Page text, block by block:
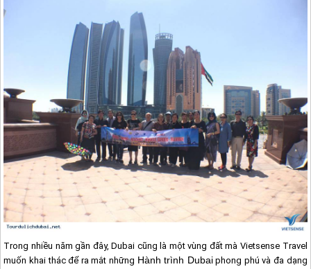
Trong nhiều năm gần đây,Dubai cũng là một vùng đất mà Vietsense Travel
muốn khai thác để ra mắt những Hành trình Dubaiphong phú và đa dạng